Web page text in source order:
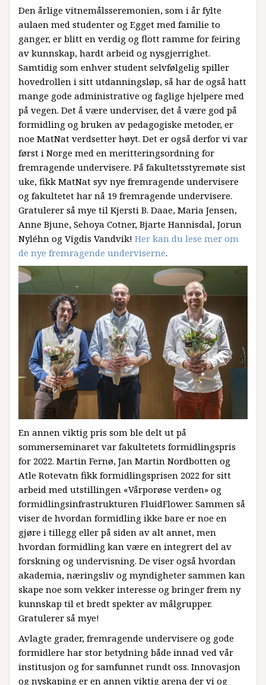
Den årlige vitnemålsseremonien, som i år fylte
aulaen med studenter og Egget med familie to
ganger, er blitt en verdig og flott ramme for feiring
av kunnskap, hardt arbeid og nysgjerrighet.
Samtidig som enhver student selvfølgelig spiller
hovedrollen i sitt utdanningsløp, så har de også hatt
mange gode administrative og faglige hjelpere med
på vegen. Det å være underviser, det å være god på
formidling og bruken av pedagogiske metoder, er
noe MatNat verdsetter høyt. Det er også derfor vi var
først i Norge med en meritteringsordning for
fremragende undervisere. På fakultetsstyremøte sist
uke, fikk MatNat syv nye fremragende undervisere
og fakultetet har nå 19 fremragende undervisere.
Gratulerer så mye til Kjersti B. Daae, Maria Jensen,
Anne Bjune, Sehoya Cotner, Bjarte Hannisdal, Jorun
Nyléhn og Vigdis Vandvik! Her kan du lese mer om
de nye fremragende underviserne.
En annen viktig pris som ble delt ut på
sommerseminaret var fakultetets formidlingspris
for 2022. Martin Fernø, Jan Martin Nordbotten og
Atle Rotevatn fikk formidlingsprisen 2022 for sitt
arbeid med utstillingen «Vårporøse verden» og
formidlingsinfrastrukturen FluidFlower. Sammen så
viser de hvordan formidling ikke bare er noe en
gjøre i tillegg eller på siden av alt annet, men
hvordan formidling kan være en integrert del av
forskning og undervisning. De viser også hvordan
akademia, næringsliv og myndigheter sammen kan
skape noe som vekker interesse og bringer frem ny
kunnskap til et bredt spekter av målgrupper.
Gratulerer så mye!
Avlagte grader, fremragende undervisere og gode
formidlere har stor betydning både innad ved vår
institusjon og for samfunnet rundt oss. Innovasjon
og nyskaping er en annen viktig arena der vi og